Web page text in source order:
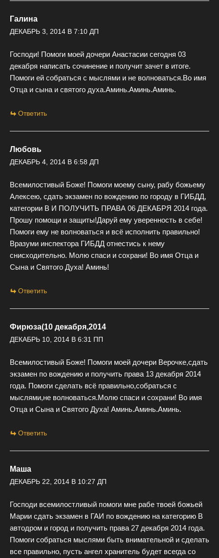
Галина
ДЕКАБРЬ 3, 2014 В 7:10 ДП
Господи! Помоги моей дочери Анастасии сегодня 03
декабря написать сочинение и получит зачет в итоге.
Помоги ей собраться с мыслями и не волноваться.Во имя
Отца и сына и святого духа.Аминь.Аминь.Аминь.
Ответить
Любовь
ДЕКАБРЬ 4, 2014 В 6:58 ДП
Всемилостивый Боже! Помоги моему сыну, рабу божьему
Алексею, сдать экзамен по вождению по городу в ГИБДД,
категории В И ПОЛУЧИТЬ ПРАВА 06 ДЕКАБРЯ 2014 года.
Прошу помощи и защиты!Даруй ему уверенность в себе!
Помоги ему не волноваться и всё исполнить правильно!
Вразуми инспектора ГИБДД отнестись к нему
снисходительно. Молю спаси и сохрани! Во имя Отца и
Сына и Святого Духа! Аминь!
Ответить
Фирюза(10 декабря,2014
ДЕКАБРЬ 10, 2014 В 6:31 ПП
Всемилостивый Боже! Помоги моей дочери Верочке,сдать
экзамен по вождению и получить права 13 декабря 2014
года. Помоги сделать всё правильно,собраться с
мыслями,не волноваться.Молю спаси и сохрани! Во имя
Отца и Сына и Святого Духа! Аминь.Аминь.Аминь.
Ответить
Маша
ДЕКАБРЬ 22, 2014 В 10:27 ДП
Господи всемилостливый помоги мне рабе твоей божьей
Марии сдать экзамен в ГАИ по вождению на категорию В
автодром и город и получить права 27 декабря 2014 года.
Помоги собраться мыслями быть внимательной и сделать
все правильно, пусть ангел хранитель будет всегда со